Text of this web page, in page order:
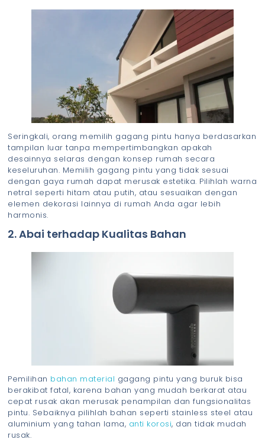
Seringkali, orang memilih gagang pintu hanya berdasarkan
tampilan luar tanpa mempertimbangkan apakah
desainnya selaras dengan konsep rumah secara
keseluruhan. Memilih gagang pintu yang tidak sesuai
dengan gaya rumah dapat merusak estetika. Pilihlah warna
netral seperti hitam atau putih, atau sesuaikan dengan
elemen dekorasi lainnya di rumah Anda agar lebih
harmonis.
2. Abai terhadap Kualitas Bahan
Pemilihan bahan material gagang pintu yang buruk bisa
berakibat fatal, karena bahan yang mudah berkarat atau
cepat rusak akan merusak penampilan dan fungsionalitas
pintu. Sebaiknya pilihlah bahan seperti stainless steel atau
aluminium yang tahan lama, anti korosi, dan tidak mudah
rusak.